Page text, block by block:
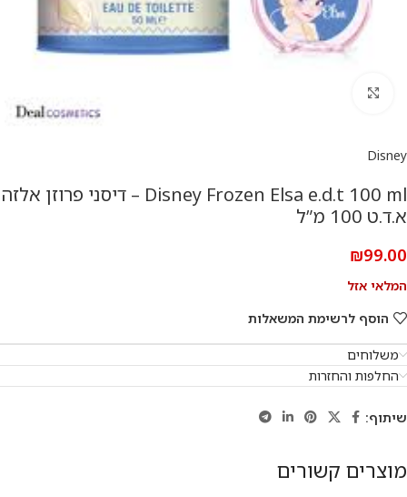
Disney
Disney Frozen Elsa e.d.t 100 ml – דיסני פרוזן אלזה
א.ד.ט 100 מ”ל
₪99.00
המלאי אזל
הוסף לרשימת המשאלות
משלוחים
החלפות והחזרות
שיתוף:
מוצרים קשורים